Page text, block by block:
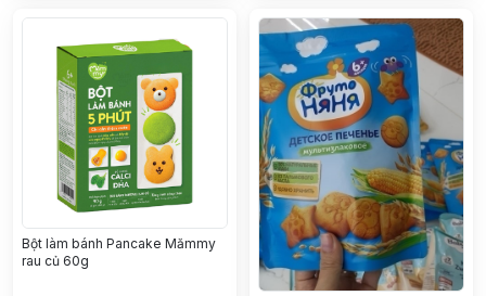
Bột làm bánh Pancake Mămmy
rau củ 60g